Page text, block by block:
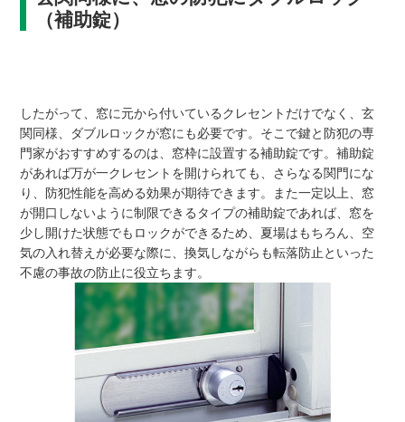
（補助錠）
したがって、窓に元から付いているクレセントだけでなく、玄
関同様、ダブルロックが窓にも必要です。そこで鍵と防犯の専
門家がおすすめするのは、窓枠に設置する補助錠です。補助錠
があれば万が一クレセントを開けられても、さらなる関門にな
り、防犯性能を高める効果が期待できます。また一定以上、窓
が開口しないように制限できるタイプの補助錠であれば、窓を
少し開けた状態でもロックができるため、夏場はもちろん、空
気の入れ替えが必要な際に、換気しながらも転落防止といった
不慮の事故の防止に役立ちます。